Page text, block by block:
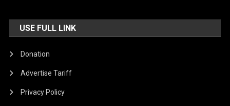
USE FULL LINK
Donation
Advertise Tariff
Privacy Policy